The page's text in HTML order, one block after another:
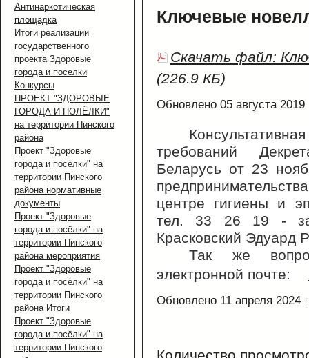
Антинаркотическая
площадка
Итоги реализации
государственного
проекта Здоровые
города и поселки
Конкурсы
ПРОЕКТ "ЗДОРОВЫЕ
ГОРОДА И ПОЛЁЛКИ"
на территории Пинского
района
Проект "Здоровые
города и посёлки" на
территории Пинского
района нормативные
документы
Проект "Здоровые
города и посёлки" на
территории Пинского
района мероприятия
Проект "Здоровые
города и посёлки" на
территории Пинского
района Итоги
Проект "Здоровые
города и посёлки" на
территории Пинского
Ключевые
Скачать файл:
(226.9 КБ)
Обновлено 05 августа 2019
требований
Беларусь от 23
центре гигиены и
тел. 33 26 19 -
Красковский Эдуард
Так же
электронной почте:
Обновлено 11 апреля 2024